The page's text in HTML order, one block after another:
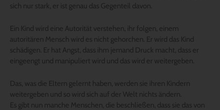
sich nur stark, er ist genau das Gegenteil davon.
Ein Kind wird eine Autorität verstehen, ihr folgen, einem
autoritären Mensch wird es nicht gehorchen. Er wird das Kind
schädigen. Er hat Angst, dass ihm jemand Druck macht, dass er
eingeengt und manipuliert wird und das wird er weitergeben.
Das, was die Eltern gelernt haben, werden sie ihren Kindern
weitergeben und so wird sich auf der Welt nichts ändern.
Es gibt nun manche Menschen, die beschließen, dass sie das von